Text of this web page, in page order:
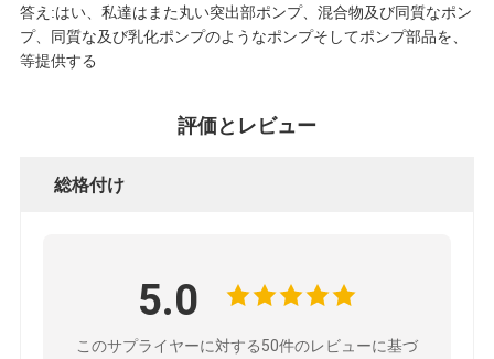
答え:はい、私達はまた丸い突出部ポンプ、混合物及び同質なポン
プ、同質な及び乳化ポンプのようなポンプそしてポンプ部品を、
等提供する
評価とレビュー
総格付け
5.0
このサプライヤーに対する50件のレビューに基づ